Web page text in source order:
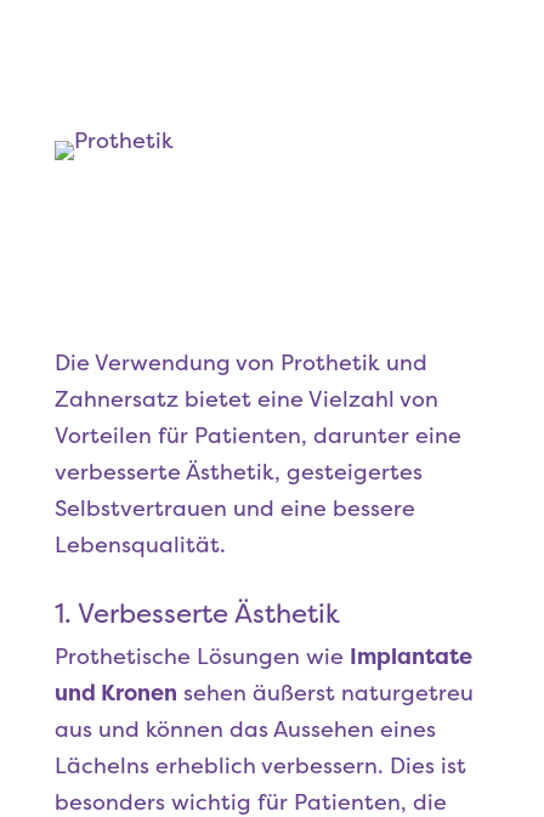
Die Verwendung von Prothetik und
Zahnersatz bietet eine Vielzahl von
Vorteilen für Patienten, darunter eine
verbesserte Ästhetik, gesteigertes
Selbstvertrauen und eine bessere
Lebensqualität.
1. Verbesserte Ästhetik
Prothetische Lösungen wie Implantate
und Kronen sehen äußerst naturgetreu
aus und können das Aussehen eines
Lächelns erheblich verbessern. Dies ist
besonders wichtig für Patienten, die